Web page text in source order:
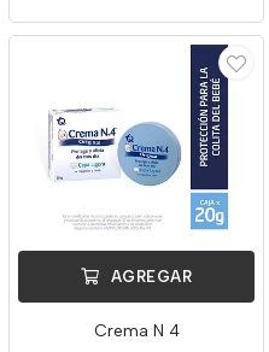
AGREGAR
Crema N 4